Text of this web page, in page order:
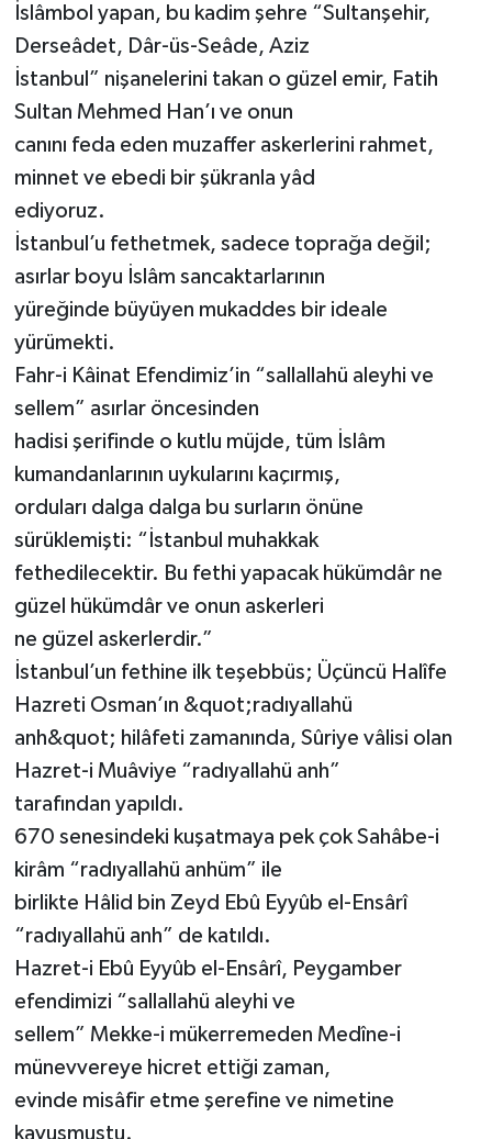
İslâmbol yapan, bu kadim şehre “Sultanşehir,
Derseâdet, Dâr-üs-Seâde, Aziz
İstanbul” nişanelerini takan o güzel emir, Fatih
Sultan Mehmed Han’ı ve onun
canını feda eden muzaffer askerlerini rahmet,
minnet ve ebedi bir şükranla yâd
ediyoruz.
İstanbul’u fethetmek, sadece toprağa değil;
asırlar boyu İslâm sancaktarlarının
yüreğinde büyüyen mukaddes bir ideale
yürümekti.
Fahr-i Kâinat Efendimiz’in “sallallahü aleyhi ve
sellem” asırlar öncesinden
hadisi şerifinde o kutlu müjde, tüm İslâm
kumandanlarının uykularını kaçırmış,
orduları dalga dalga bu surların önüne
sürüklemişti: “İstanbul muhakkak
fethedilecektir. Bu fethi yapacak hükümdâr ne
güzel hükümdâr ve onun askerleri
ne güzel askerlerdir.”
İstanbul’un fethine ilk teşebbüs; Üçüncü Halîfe
Hazreti Osman’ın &quot;radıyallahü
anh&quot; hilâfeti zamanında, Sûriye vâlisi olan
Hazret-i Muâviye “radıyallahü anh”
tarafından yapıldı.
670 senesindeki kuşatmaya pek çok Sahâbe-i
kirâm “radıyallahü anhüm” ile
birlikte Hâlid bin Zeyd Ebû Eyyûb el-Ensârî
“radıyallahü anh” de katıldı.
Hazret-i Ebû Eyyûb el-Ensârî, Peygamber
efendimizi “sallallahü aleyhi ve
sellem” Mekke-i mükerremeden Medîne-i
münevvereye hicret ettiği zaman,
evinde misâfir etme şerefine ve nimetine
kavuşmuştu.